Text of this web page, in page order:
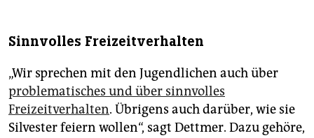
Sinnvolles Freizeitverhalten
„Wir sprechen mit den Jugendlichen auch über
problematisches und über sinnvolles
Freizeitverhalten. Übrigens auch darüber, wie sie
Silvester feiern wollen“, sagt Dettmer. Dazu gehöre,